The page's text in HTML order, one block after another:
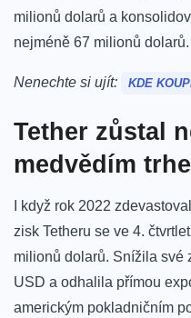
milionů dolarů a
nejméně 67 milionů dolarů.
Nenechte si ujít: KDE
Tether zůstal
medvědím
I když rok 2022
zisk Tetheru se ve 4.
milionů dolarů. Snížila své
USD a odhalila přímou
americkým pokladničním